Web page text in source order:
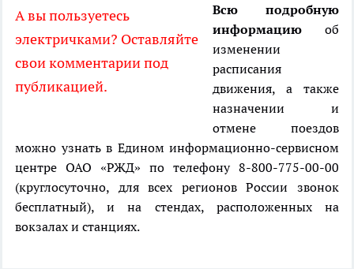
А вы пользуетесь
электричками? Оставляйте
свои комментарии под
публикацией.
Всю подробную
информацию об
изменении
расписания
движения, а также
назначении и
отмене поездов
можно узнать в Едином информационно-сервисном
центре ОАО «РЖД» по телефону 8-800-775-00-00
(круглосуточно, для всех регионов России звонок
бесплатный), и на стендах, расположенных на
вокзалах и станциях.